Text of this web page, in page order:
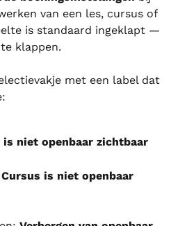
van een les, cursus of
is standaard ingeklapt —
klappen.
met een label dat
is niet openbaar zichtbaar
Cursus is niet openbaar